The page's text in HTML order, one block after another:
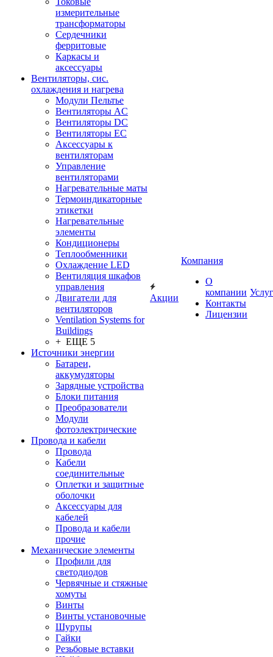
измерительные
трансформаторы
Сердечники
ферритовые
Каркасы и
аксессуары
Вентиляторы, сис.
охлаждения и нагрева
Модули Пельтье
Вентиляторы AC
Вентиляторы DC
Вентиляторы EC
Аксессуары к
вентиляторам
Управление
вентиляторами
Нагревательные маты
Термоиндикаторные
этикетки
Нагревательные
элементы
Кондиционеры
Теплообменники
Охлаждение LED
Вентиляция шкафов
управления
Двигатели для
вентиляторов
Ventilation Systems for
Buildings
+ ЕЩЕ 5
Источники энергии
Батареи,
аккумуляторы
Зарядные устройства
Блоки питания
Преобразователи
Модули
фотоэлектрические
Провода и кабели
Провода
Кабели
соединительные
Оплетки и защитные
оболочки
Аксессуары для
кабелей
Провода и кабели
прочие
Механические элементы
Профили для
светодиодов
Червячные и стяжные
хомуты
Винты
Винты установочные
Шурупы
Гайки
Резьбовые вставки
Акции
Компания
О
компании
Контакты
Лицензии